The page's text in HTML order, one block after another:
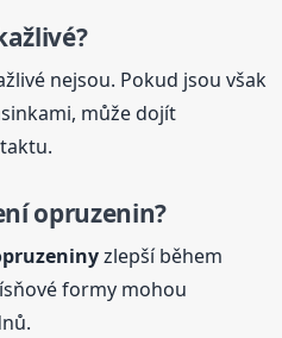
nejsou. Pokud jsou však
může dojít
opruzenin?
zlepší během
formy mohou